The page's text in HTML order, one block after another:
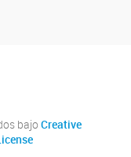
bajo Creative